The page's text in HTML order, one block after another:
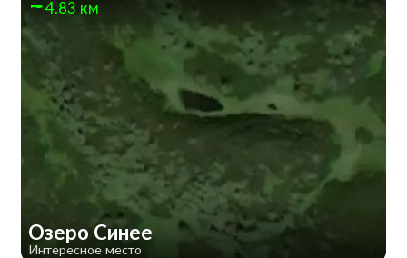
4.83 км
Озеро Синее
Интересное место